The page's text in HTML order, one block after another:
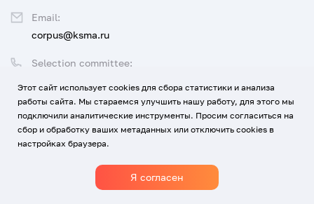
Legal address:
350063 г. Краснодар, ул. им. Митрофана Седина, 4
Selection committee:
Email:
corpus@ksma.ru
© All rights reserved
Этот сайт использует cookies для сбора статистики и анализа
работы сайта. Мы стараемся улучшить нашу работу, для этого мы
подключили аналитические инструменты. Просим согласиться на
сбор и обработку ваших метаданных или отключить cookies в
настройках браузера.
Я согласен